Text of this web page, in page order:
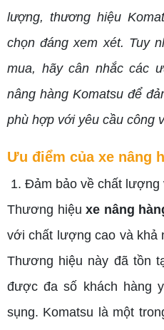
lượng, thương hiệu
chọn đáng xem xét. Tuy
mua, hãy cân nhắc các
nâng hàng Komatsu để
phù hợp với yêu cầu công
Ưu điểm của xe nâng
1. Đảm bảo về chất lượng
Thương hiệu xe nâng
với chất lượng cao và khả
Thương hiệu này đã tồn
được đa số khách hàng
sụng. Komatsu là một